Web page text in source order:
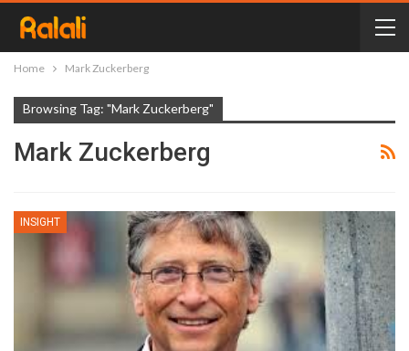
Home Mark Zuckerberg
Browsing Tag: "Mark Zuckerberg"
Mark Zuckerberg
INSIGHT